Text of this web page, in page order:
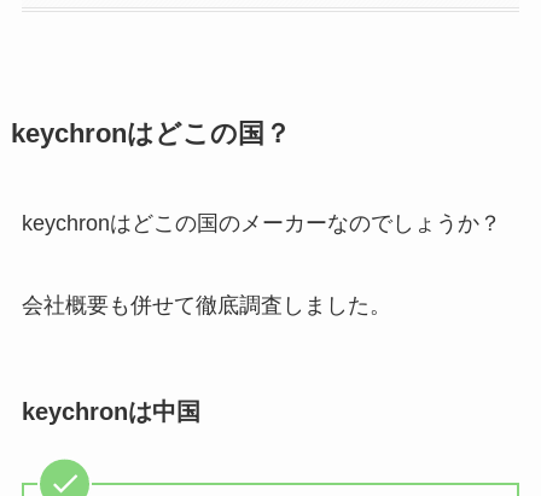
keychronはどこの国？
keychronはどこの国のメーカーなのでしょうか？
会社概要も併せて徹底調査しました。
keychronは中国